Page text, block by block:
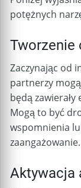
potężnych
Tworzenie
Zaczynając od
partnerzy
będą
Mogą to być
wspomnienia
zaangażowanie.
Aktywacja